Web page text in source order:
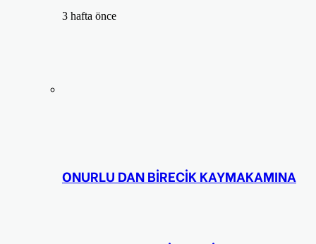
3 hafta önce
ONURLU DAN BİRECİK KAYMAKAMINA